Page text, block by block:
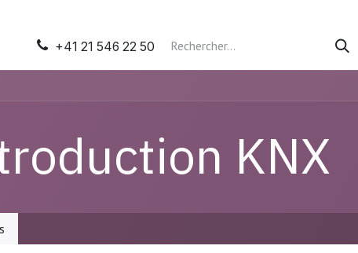
Automatisation Tableaux électriques Nos prestations
+41 21 546 22 50
KNX